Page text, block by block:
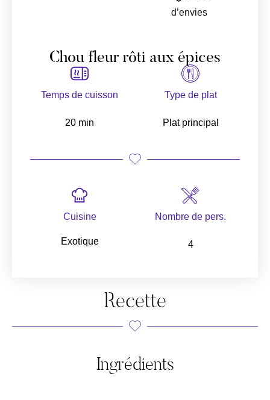
d’envies
Chou fleur rôti aux épices
Temps de cuisson
20 min
Type de plat
Plat principal
Cuisine
Exotique
Nombre de pers.
4
Recette
Ingrédients